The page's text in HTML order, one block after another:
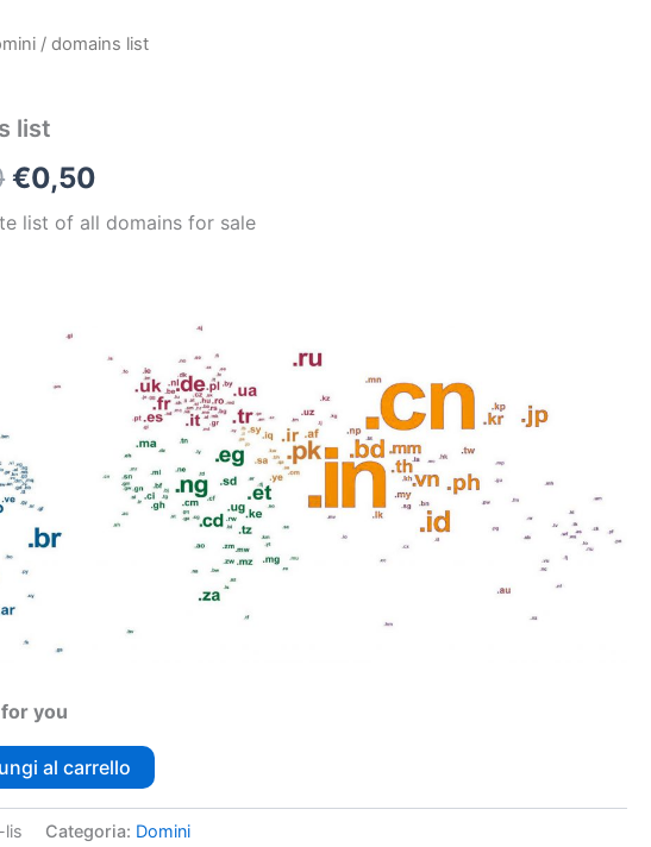
/ domains list
list
Il
originale
era:
€10,00.
€0,50
Il
€0,50.
list of all domains for sale
you
al carrello
lis Categoria: Domini